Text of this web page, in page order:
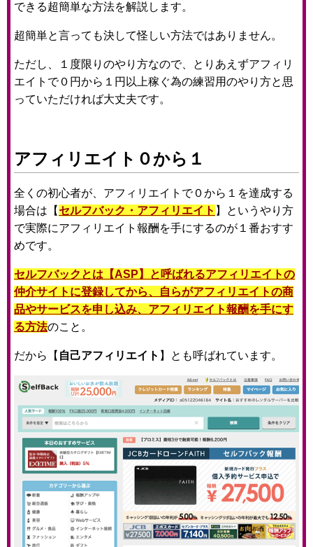
できる超簡単な方法を解説します。
超簡単と言っても決して怪しい方法ではありません。
ただし、１度限りのやり方なので、とりあえずアフィリ
エイトで０円から１円以上稼ぐ為の練習用のやり方と思
っていただければ大丈夫です。
アフィリエイト０から１
全くの初心者が、アフィリエイトで０から１を達成する
場合は【 セルフバック・アフィリエイト 】というやり方
で実際にアフィリエイト報酬を手にするのが１番おすす
めです。
セルフバックとは【ASP】と呼ばれるアフィリエイトの
仲介サイトに登録してから、自らがアフィリエイトの商
品やサービスを申し込み、アフィリエイト報酬を手にす
る方法のこと。
だから【 自己アフィリエイト 】とも呼ばれています。